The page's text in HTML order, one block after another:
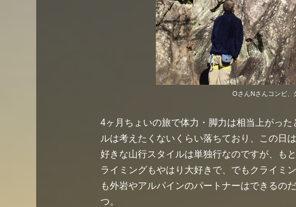
OさんNさんコンビ、
4ヶ月ちょいの旅で体力・脚力は相当上がっ
ルは考えたくないくらい落ちており、この日
好きな山行スタイルは単独行なのですが、も
ライミングもやはり大好きで、でもクライミ
も外岩やアルパインのパートナーはできるの
つ。